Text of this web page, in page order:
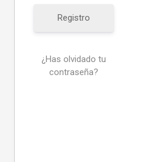
Registro
¿Has olvidado tu
contraseña?